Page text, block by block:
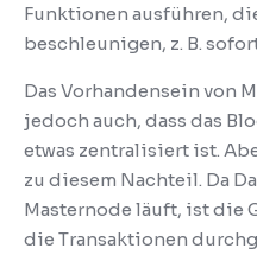
Funktionen ausführen,
beschleunigen, z. B.
Das Vorhandensein von
jedoch auch, dass das
etwas zentralisiert ist.
zu diesem Nachteil. Da
Masternode läuft, ist die
die Transaktionen